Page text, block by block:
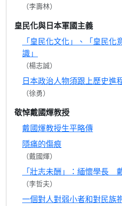
（李壽林）
皇民化與日本軍國主義
「皇民化文化」、「皇民
識」
（楊志誠）
日本政治人物須跟上歷史進
（徐勇）
敬悼戴國煇教授
戴國煇教授生平略傳
隱痛的傷痕
（戴國煇）
「壯志未酬」：緬懷學長
（李哲夫）
一個對人對弱小者和對民族